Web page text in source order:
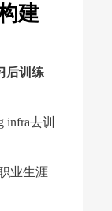
建
后训练
infra去训
业生涯